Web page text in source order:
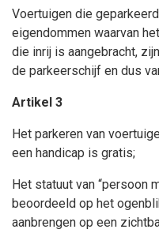
Voertuigen die
eigendommen waarvan
die inrij is aangebracht,
de parkeerschijf en dus
Artikel 3
Het parkeren van
een handicap is gratis;
Het statuut van “persoon
beoordeeld op het
aanbrengen op een